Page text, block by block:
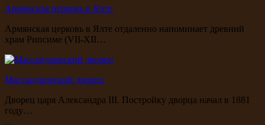
Армянская церковь в Ялте
Армянская церковь в Ялте отдаленно напоминает древний
храм Рипсиме (VII-XII…
Массандровский дворец
Дворец царя Александра III. Постройку дворца начал в 1881
году…